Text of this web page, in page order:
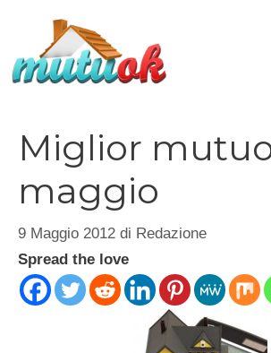
contenuto
Miglior
maggio
9 Maggio 2012 di Redazione
Spread the love